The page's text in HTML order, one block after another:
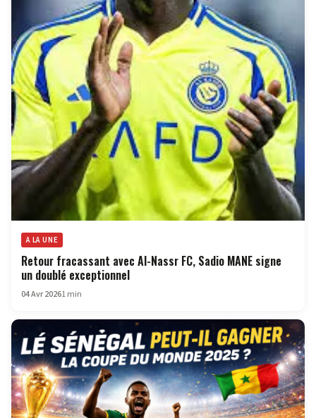
A LA UNE
Retour fracassant avec Al-Nassr FC, Sadio MANE signe
un doublé exceptionnel
04 Avr 20261 min